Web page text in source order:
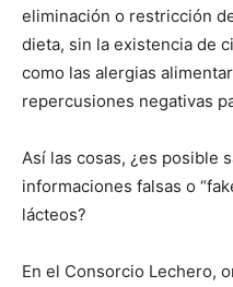
eliminación o restricción
dieta, sin la existencia de
como las alergias
repercusiones negativas
Así las cosas, ¿es posible
informaciones falsas o
lácteos?
En el Consorcio Lechero,